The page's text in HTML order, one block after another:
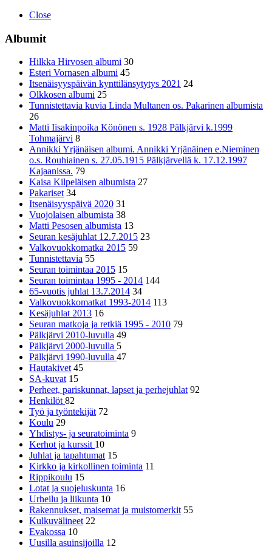
Close
Albumit
Hilkka Hirvosen albumi 30
Esteri Vornasen albumi 45
Itsenäisyyspäivän kynttilänsytytys 2021 24
Olkkosen albumi 25
Tunnistettavia kuvia Linda Multanen os. Pakarinen albumista
26
Matti Iisakinpoika Könönen s. 1928 Pälkjärvi k.1999
Tohmajärvi 8
Annikki Yrjänäisen albumi. Annikki Yrjänäinen e.Nieminen
o.s. Rouhiainen s. 27.05.1915 Pälkjärvellä k. 17.12.1997
Kajaanissa. 79
Kaisa Kilpeläisen albumista 27
Pakariset 34
Itsenäisyyspäivä 2020 31
Vuojolaisen albumista 38
Matti Pesosen albumista 13
Seuran kesäjuhlat 12.7.2015 23
Valkovuokkomatka 2015 59
Tunnistettavia 55
Seuran toimintaa 2015 15
Seuran toimintaa 1995 - 2014 144
65-vuotis juhlat 13.7.2014 34
Valkovuokkomatkat 1993-2014 113
Kesäjuhlat 2013 16
Seuran matkoja ja retkiä 1995 - 2010 79
Pälkjärvi 2010-luvulla 49
Pälkjärvi 2000-luvulla 5
Pälkjärvi 1990-luvulla 47
Hautakivet 45
SA-kuvat 15
Perheet, pariskunnat, lapset ja perhejuhlat 92
Henkilöt82
Työ ja työntekijät 72
Koulu 29
Yhdistys- ja seuratoiminta 9
Kerhot ja kurssit 10
Juhlat ja tapahtumat 15
Kirkko ja kirkollinen toiminta 11
Rippikoulu 15
Lotat ja suojeluskunta 16
Urheilu ja liikunta 10
Rakennukset, maisemat ja muistomerkit 55
Kulkuvälineet 22
Evakossa 10
Uusilla asuinsijoilla 12